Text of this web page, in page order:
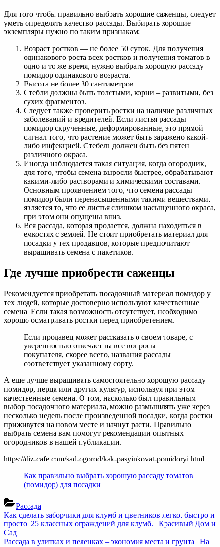
Для того чтобы правильно выбрать хорошие саженцы, следует
уметь определять качество рассады. Выбирать хорошие
экземпляры нужно по таким признакам:
Возраст ростков — не более 50 суток. Для получения
одинакового роста всех ростков и получения томатов в
одно и то же время, нужно выбрать хорошую рассаду
помидор одинакового возраста.
Высота не более 30 сантиметров.
Стебли должны быть толстыми, корни – развитыми, без
сухих фрагментов.
Следует также проверить ростки на наличие различных
заболеваний и вредителей. Если листья рассады
помидор скрученные, деформированные, это прямой
сигнал того, что растение может быть заражено какой-
либо инфекцией. Стебель должен быть без пятен
различного окраса.
Иногда наблюдается такая ситуация, когда огородник,
для того, чтобы семена выросли быстрее, обрабатывают
какими-либо растворами и химическими составами.
Основным проявлением того, что семена рассады
помидор были перенасыщенными такими веществами,
является то, что ее листья слишком насыщенного окраса,
при этом они опущены вниз.
Вся рассада, которая продается, должна находиться в
емкостях с землей. Не стоит приобретать материал для
посадки у тех продавцов, которые предпочитают
выращивать семена с пакетиков.
Где лучше приобрести саженцы
Рекомендуется приобретать посадочный материал помидор у
тех людей, которые достоверно используют качественные
семена. Если такая возможность отсутствует, необходимо
хорошо осматривать ростки перед приобретением.
Если продавец может рассказать о своем товаре, с
уверенностью отвечает на все вопросы
покупателя, скорее всего, названия рассады
соответствует указанному сорту.
А еще лучше выращивать самостоятельно хорошую рассаду
помидор, перца или других культур, используя при этом
качественные семена. О том, насколько был правильным
выбор посадочного материала, можно размышлять уже через
несколько недель после произведенной посадки, когда ростки
приживутся на новом месте и начнут расти. Правильно
выбрать семена вам помогут рекомендации опытных
огородников в нашей публикации.
https://diz-cafe.com/sad-ogorod/kak-pasyinkovat-pomidoryi.html
Как правильно выбрать хорошую рассаду томатов
(помидор) для посадки
Рассада
Навигация
по
записям
Previous
Post:
Как сделать заборчики для клумб и цветников легко, быстро и
просто. 25 классных ограждений для клумб. | Красивый Дом и
Сад
Next
Рассада в улитках и пеленках – экономия места и грунта | На